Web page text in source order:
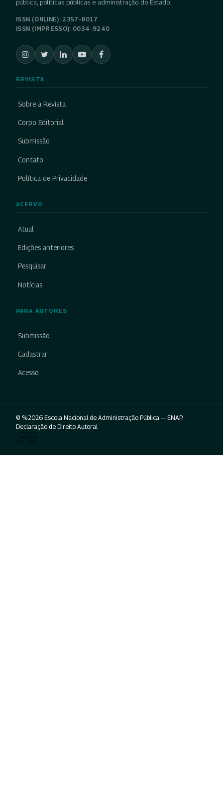
pública, políticas públicas e administração do Estado.
ISSN (ONLINE): 2357-8017
ISSN (IMPRESSO): 0034-9240
REVISTA
Sobre a Revista
Corpo Editorial
Submissão
Contato
Política de Privacidade
ACERVO
Atual
Edições anteriores
Pesquisar
Notícias
PARA AUTORES
Submissão
Cadastrar
Acesso
© %2026 Escola Nacional de Administração Pública — ENAP.
Declaração de Direito Autoral